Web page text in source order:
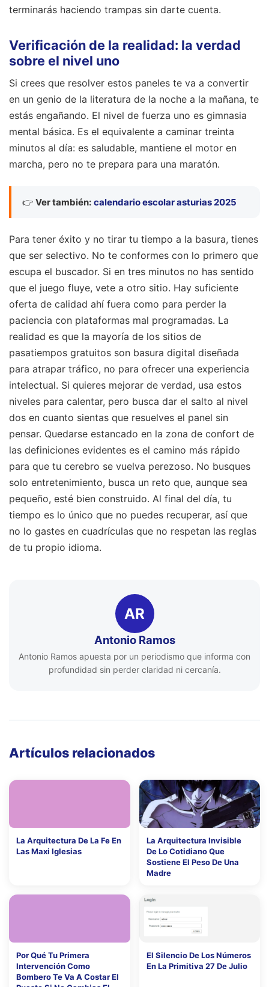
terminarás haciendo trampas sin darte cuenta.
Verificación de la realidad: la verdad
sobre el nivel uno
Si crees que resolver estos paneles te va a convertir
en un genio de la literatura de la noche a la mañana, te
estás engañando. El nivel de fuerza uno es gimnasia
mental básica. Es el equivalente a caminar treinta
minutos al día: es saludable, mantiene el motor en
marcha, pero no te prepara para una maratón.
👉 Ver también: calendario escolar asturias 2025
Para tener éxito y no tirar tu tiempo a la basura, tienes
que ser selectivo. No te conformes con lo primero que
escupa el buscador. Si en tres minutos no has sentido
que el juego fluye, vete a otro sitio. Hay suficiente
oferta de calidad ahí fuera como para perder la
paciencia con plataformas mal programadas. La
realidad es que la mayoría de los sitios de
pasatiempos gratuitos son basura digital diseñada
para atrapar tráfico, no para ofrecer una experiencia
intelectual. Si quieres mejorar de verdad, usa estos
niveles para calentar, pero busca dar el salto al nivel
dos en cuanto sientas que resuelves el panel sin
pensar. Quedarse estancado en la zona de confort de
las definiciones evidentes es el camino más rápido
para que tu cerebro se vuelva perezoso. No busques
solo entretenimiento, busca un reto que, aunque sea
pequeño, esté bien construido. Al final del día, tu
tiempo es lo único que no puedes recuperar, así que
no lo gastes en cuadrículas que no respetan las reglas
de tu propio idioma.
AR
Antonio Ramos
Antonio Ramos apuesta por un periodismo que informa con
profundidad sin perder claridad ni cercanía.
Artículos relacionados
La Arquitectura De La Fe En
Las Maxi Iglesias
La Arquitectura Invisible
De Lo Cotidiano Que
Sostiene El Peso De Una
Madre
Por Qué Tu Primera
Intervención Como
Bombero Te Va A Costar El
El Silencio De Los Números
En La Primitiva 27 De Julio